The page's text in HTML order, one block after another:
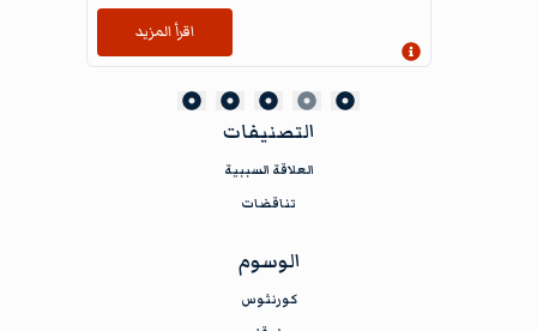
إظهار المعلومات
اقرأ المزيد
التصنيفات
العلاقة السببية
تناقضات
الوسوم
كورنثوس